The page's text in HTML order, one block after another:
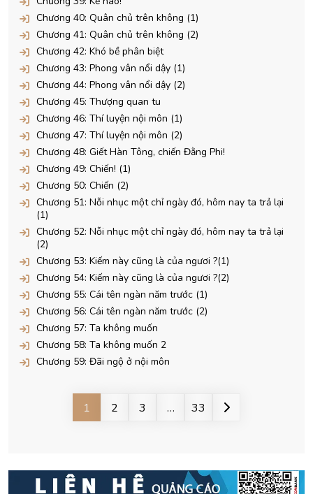
Chương 40: Quân chủ trên không (1)
Chương 41: Quân chủ trên không (2)
Chương 42: Khó bề phân biệt
Chương 43: Phong vân nổi dậy (1)
Chương 44: Phong vân nổi dậy (2)
Chương 45: Thượng quan tu
Chương 46: Thí luyện nội môn (1)
Chương 47: Thí luyện nội môn (2)
Chương 48: Giết Hàn Tông, chiến Đằng Phi!
Chương 49: Chiến! (1)
Chương 50: Chiến (2)
Chương 51: Nỗi nhục một chỉ ngày đó, hôm nay ta trả lại
(1)
Chương 52: Nỗi nhục một chỉ ngày đó, hôm nay ta trả lại
(2)
Chương 53: Kiếm này cũng là của ngươi ?(1)
Chương 54: Kiếm này cũng là của ngươi ?(2)
Chương 55: Cái tên ngàn năm trước (1)
Chương 56: Cái tên ngàn năm trước (2)
Chương 57: Ta không muốn
Chương 58: Ta không muốn 2
Chương 59: Đãi ngộ ở nội môn
1 2 3 … 33